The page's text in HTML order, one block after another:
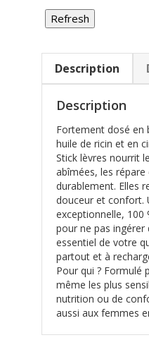
Description
Description
Fortement dosé en
huile de ricin et en
Stick lèvres nourrit
abîmées, les
durablement. Elles
douceur et confort.
exceptionnelle, 100
pour ne pas ingérer
essentiel de votre
partout et à
Pour qui ? Formulé
même les plus
nutrition ou de
aussi aux femmes